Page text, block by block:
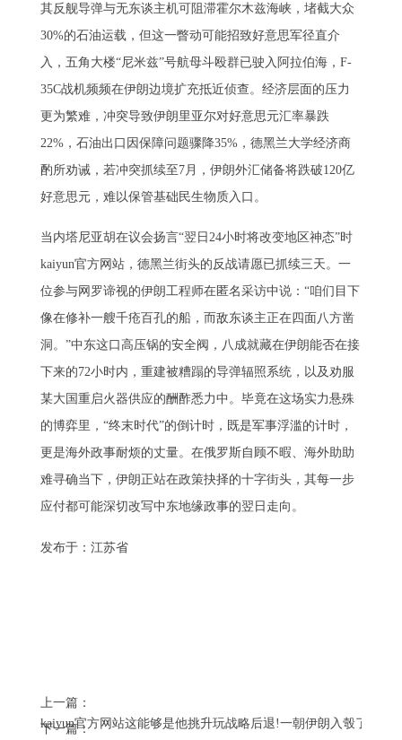
其反舰导弹与无东谈主机可阻滞霍尔木兹海峡，堵截大众
30%的石油运载，但这一瞥动可能招致好意思军径直介
入，五角大楼“尼米兹”号航母斗殴群已驶入阿拉伯海，F-
35C战机频频在伊朗边境扩充抵近侦查。经济层面的压力
更为繁难，冲突导致伊朗里亚尔对好意思元汇率暴跌
22%，石油出口因保障问题骤降35%，德黑兰大学经济商
酌所劝诫，若冲突抓续至7月，伊朗外汇储备将跌破120亿
好意思元，难以保管基础民生物质入口。
当内塔尼亚胡在议会扬言“翌日24小时将改变地区神态”时
kaiyun官方网站，德黑兰街头的反战请愿已抓续三天。一
位参与网罗谛视的伊朗工程师在匿名采访中说：“咱们目下
像在修补一艘千疮百孔的船，而敌东谈主正在四面八方凿
洞。”中东这口高压锅的安全阀，八成就藏在伊朗能否在接
下来的72小时内，重建被糟蹋的导弹辐照系统，以及劝服
某大国重启火器供应的酬酢悉力中。毕竟在这场实力悬殊
的博弈里，“终末时代”的倒计时，既是军事浮滥的计时，
更是海外政事耐烦的丈量。在俄罗斯自顾不暇、海外助助
难寻确当下，伊朗正站在政策抉择的十字街头，其每一步
应付都可能深切改写中东地缘政事的翌日走向。
发布于：江苏省
上一篇：
kaiyun官方网站这能够是他挑升玩战略后退!一朝伊朗入彀了-
下一篇：